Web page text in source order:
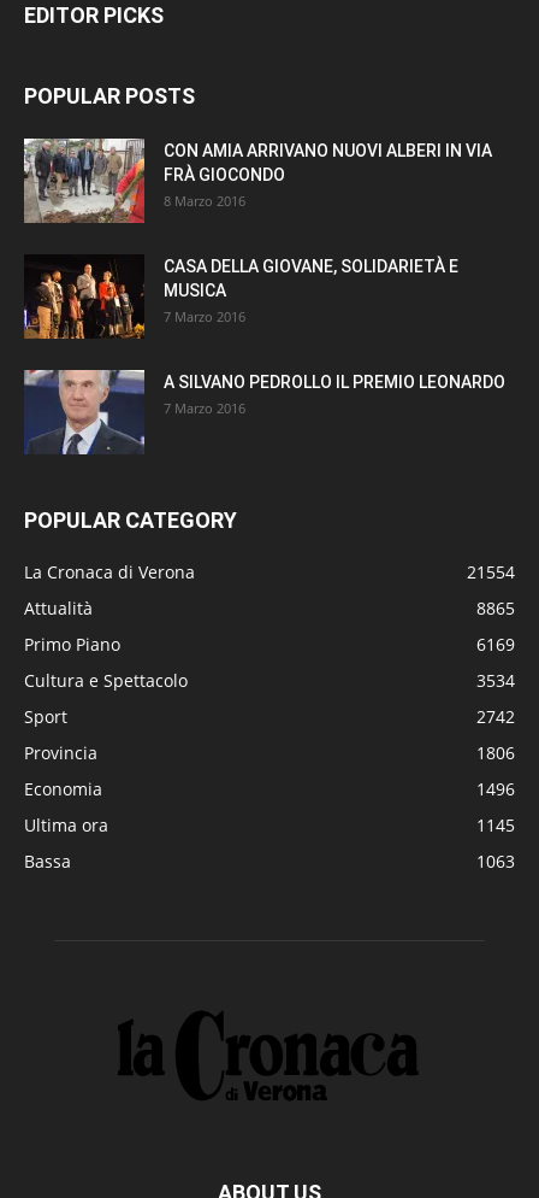
EDITOR PICKS
POPULAR POSTS
CON AMIA ARRIVANO NUOVI ALBERI IN VIA
FRÀ GIOCONDO
8 Marzo 2016
CASA DELLA GIOVANE, SOLIDARIETÀ E
MUSICA
7 Marzo 2016
A SILVANO PEDROLLO IL PREMIO LEONARDO
7 Marzo 2016
POPULAR CATEGORY
La Cronaca di Verona
21554
Attualità
8865
Primo Piano
6169
Cultura e Spettacolo
3534
Sport
2742
Provincia
1806
Economia
1496
Ultima ora
1145
Bassa
1063
ABOUT US